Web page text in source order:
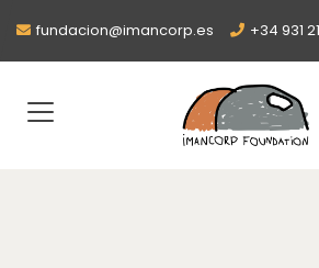
fundacion@imancorp.es +34 931